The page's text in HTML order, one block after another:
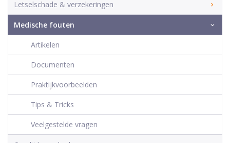
Letselschade & verzekeringen
Medische fouten
Artikelen
Documenten
Praktijkvoorbeelden
Tips & Tricks
Veelgestelde vragen